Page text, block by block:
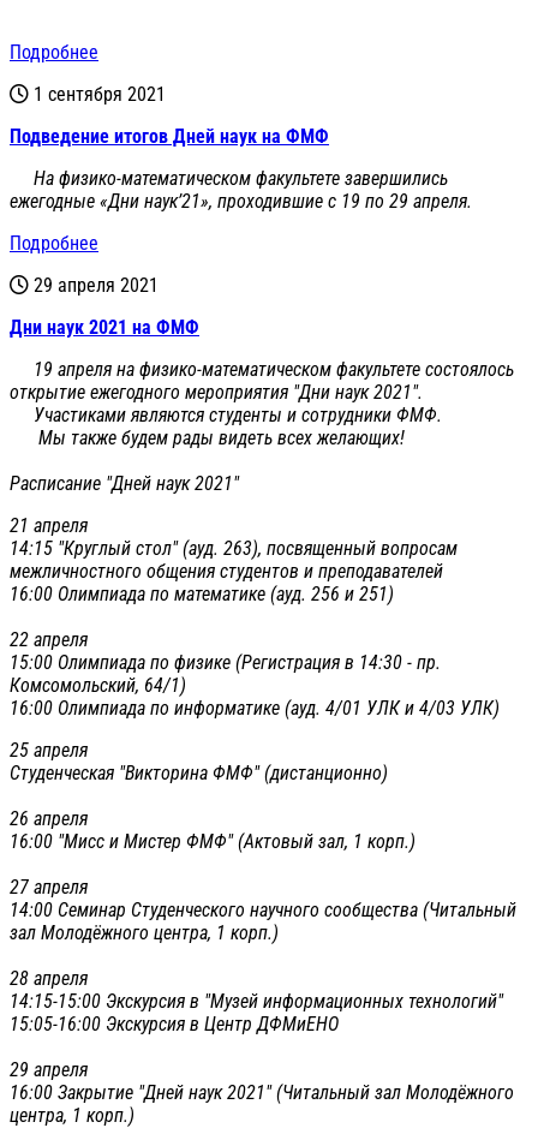
Подробнее
1 сентября 2021
Подведение итогов Дней наук на ФМФ
На физико-математическом факультете завершились
ежегодные «Дни наук’21», проходившие с 19 по 29 апреля.
Подробнее
29 апреля 2021
Дни наук 2021 на ФМФ
19 апреля на физико-математическом факультете состоялось
открытие ежегодного мероприятия "Дни наук 2021".
Участиками являются студенты и сотрудники ФМФ.
Мы также будем рады видеть всех желающих!
Расписание "Дней наук 2021"
21 апреля
14:15 "Круглый стол" (ауд. 263), посвященный вопросам
межличностного общения студентов и преподавателей
16:00 Олимпиада по математике (ауд. 256 и 251)
22 апреля
15:00 Олимпиада по физике (Регистрация в 14:30 - пр.
Комсомольский, 64/1)
16:00 Олимпиада по информатике (ауд. 4/01 УЛК и 4/03 УЛК)
25 апреля
Студенческая "Викторина ФМФ" (дистанционно)
26 апреля
16:00 "Мисс и Мистер ФМФ" (Актовый зал, 1 корп.)
27 апреля
14:00 Семинар Студенческого научного сообщества (Читальный
зал Молодёжного центра, 1 корп.)
28 апреля
14:15-15:00 Экскурсия в "Музей информационных технологий"
15:05-16:00 Экскурсия в Центр ДФМиЕНО
29 апреля
16:00 Закрытие "Дней наук 2021" (Читальный зал Молодёжного
центра, 1 корп.)